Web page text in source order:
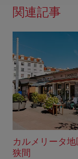
関連記事
カルメリータ
狭間